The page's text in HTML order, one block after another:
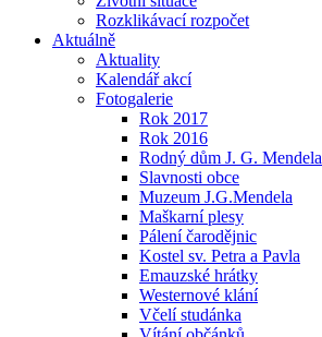
Rozklikávací rozpočet
Aktuálně
Aktuality
Kalendář akcí
Fotogalerie
Rok 2017
Rok 2016
Rodný dům J. G. Mendela
Slavnosti obce
Muzeum J.G.Mendela
Maškarní plesy
Pálení čarodějnic
Kostel sv. Petra a Pavla
Emauzské hrátky
Westernové klání
Včelí studánka